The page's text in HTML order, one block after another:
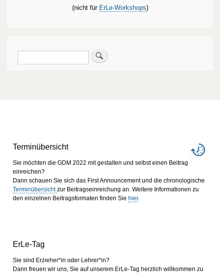
(nicht für ErLe-Workshops)
Suche
Terminübersicht
Sie möchten die GDM 2022 mit gestalten und selbst einen Beitrag
einreichen?
Dann schauen Sie sich das First Announcement und die chronologische
Terminübersichtzur Beitragseinreichung an. Weitere Informationen zu
den einzelnen Beitragsformaten finden Sie hier.
ErLe-Tag
Sie sind Erzieher*in oder Lehrer*in?
Dann freuen wir uns, Sie auf unserem ErLe-Tag herzlich willkommen zu